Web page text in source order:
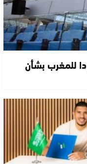
للمغرب بشأن